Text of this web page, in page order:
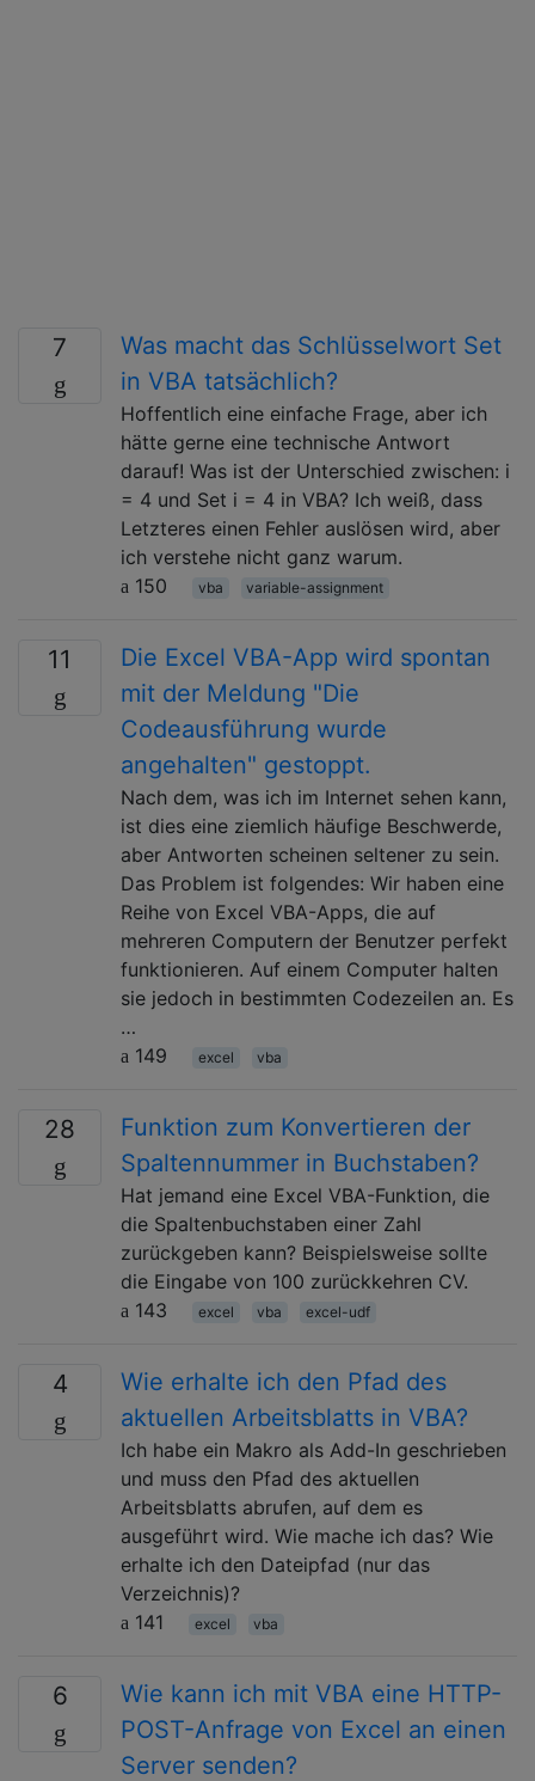
7
Was macht das Schlüsselwort Set
in VBA tatsächlich?
Hoffentlich eine einfache Frage, aber ich
hätte gerne eine technische Antwort
darauf! Was ist der Unterschied zwischen: i
= 4 und Set i = 4 in VBA? Ich weiß, dass
Letzteres einen Fehler auslösen wird, aber
ich verstehe nicht ganz warum.
150
vba variable-assignment
11
Die Excel VBA-App wird spontan
mit der Meldung "Die
Codeausführung wurde
angehalten" gestoppt.
Nach dem, was ich im Internet sehen kann,
ist dies eine ziemlich häufige Beschwerde,
aber Antworten scheinen seltener zu sein.
Das Problem ist folgendes: Wir haben eine
Reihe von Excel VBA-Apps, die auf
mehreren Computern der Benutzer perfekt
funktionieren. Auf einem Computer halten
sie jedoch in bestimmten Codezeilen an. Es
…
149
excel vba
28
Funktion zum Konvertieren der
Spaltennummer in Buchstaben?
Hat jemand eine Excel VBA-Funktion, die
die Spaltenbuchstaben einer Zahl
zurückgeben kann? Beispielsweise sollte
die Eingabe von 100 zurückkehren CV.
143
excel vba excel-udf
4
Wie erhalte ich den Pfad des
aktuellen Arbeitsblatts in VBA?
Ich habe ein Makro als Add-In geschrieben
und muss den Pfad des aktuellen
Arbeitsblatts abrufen, auf dem es
ausgeführt wird. Wie mache ich das? Wie
erhalte ich den Dateipfad (nur das
Verzeichnis)?
141
excel vba
6
Wie kann ich mit VBA eine HTTP-
POST-Anfrage von Excel an einen
Server senden?